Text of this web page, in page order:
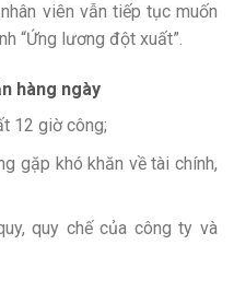
viên vẫn tiếp tục muốn
“Ứng lương đột xuất”.
hàng ngày
12 giờ công;
gặp khó khăn về tài chính,
quy chế của công ty và